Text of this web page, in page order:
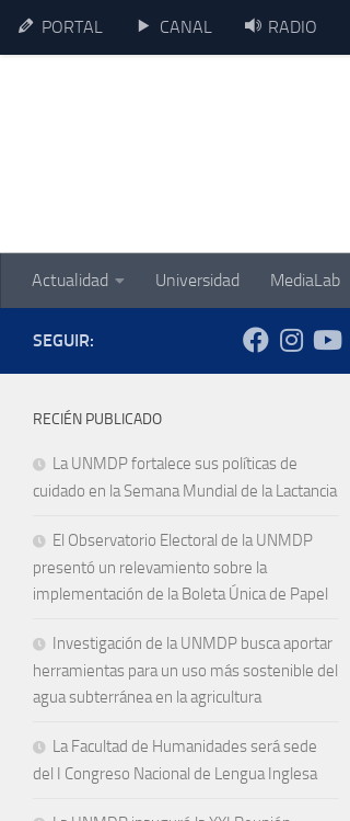
Skip to content
PORTAL CANAL RADIO
Actualidad Universidad MediaLab
SEGUIR:
RECIÉN PUBLICADO
La UNMDP fortalece sus políticas de
cuidado en la Semana Mundial de la Lactancia
El Observatorio Electoral de la UNMDP
presentó un relevamiento sobre la
implementación de la Boleta Única de Papel
Investigación de la UNMDP busca aportar
herramientas para un uso más sostenible del
agua subterránea en la agricultura
La Facultad de Humanidades será sede
del I Congreso Nacional de Lengua Inglesa